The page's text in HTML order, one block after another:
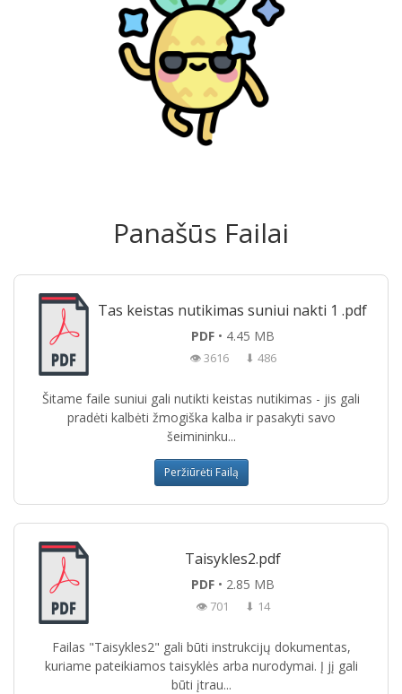
Panašūs Failai
Tas keistas nutikimas suniui nakti 1 .pdf
PDF• 4.45 MB
👁 3616 ⬇ 486
Šitame faile suniui gali nutikti keistas nutikimas - jis gali
pradėti kalbėti žmogiška kalba ir pasakyti savo
šeimininku...
Peržiūrėti Failą
Taisykles2.pdf
PDF• 2.85 MB
👁 701 ⬇ 14
Failas "Taisykles2" gali būti instrukcijų dokumentas,
kuriame pateikiamos taisyklės arba nurodymai. Į jį gali
būti įtrau...